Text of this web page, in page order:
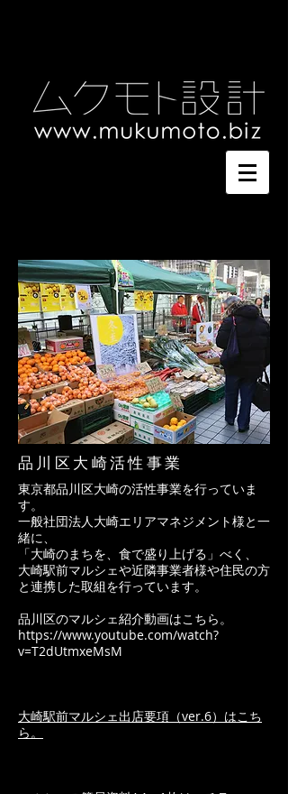
品川区大崎活性事業
​東京都品川区大崎の活性事業を行っていま
す。
一般社団法人大崎エリアマネジメント様と一
緒に、
「大崎のまちを、食で盛り上げる」べく、
大崎駅前マルシェや近隣事業者様や住民の方
と連携した取組を行っています。
品川区のマルシェ紹介動画はこちら。​
https://www.youtube.com/watch?
v=T2dUtmxeMsM
大崎駅前マルシェ出店要項（ver.6）はこち
ら。